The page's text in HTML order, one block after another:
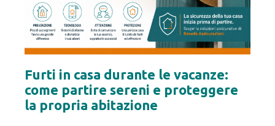
Furti in casa durante le vacanze:
come partire sereni e proteggere
la propria abitazione